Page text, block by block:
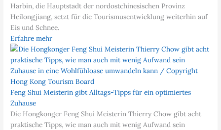
Harbin, die Hauptstadt der nordostchinesischen Provinz
Heilongjiang, setzt für die Tourismusentwicklung weiterhin auf
Eis und Schnee.
Erfahre mehr
Feng Shui Meisterin gibt Alltags-Tipps für ein optimiertes
Zuhause
Die Hongkonger Feng Shui Meisterin Thierry Chow gibt acht
praktische Tipps, wie man auch mit wenig Aufwand sein